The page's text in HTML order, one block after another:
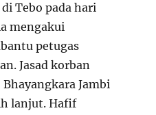
Tebo pada hari
mengakui
petugas
Jasad korban
Jambi
lanjut. Hafif